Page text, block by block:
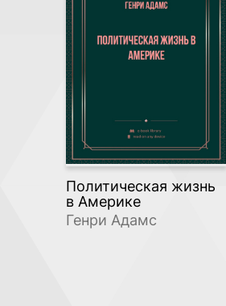
Политическая жизнь
в Америке
Генри Адамс